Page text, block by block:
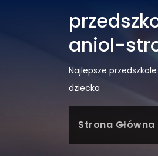
aniol-
Najlepsze
dziecka
Strona Główna